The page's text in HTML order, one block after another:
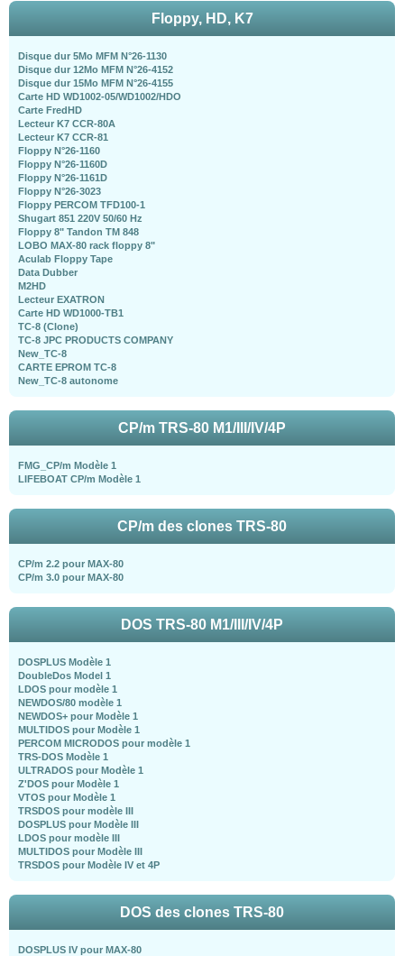
Floppy, HD, K7
Disque dur 5Mo MFM N°26-1130
Disque dur 12Mo MFM N°26-4152
Disque dur 15Mo MFM N°26-4155
Carte HD WD1002-05/WD1002/HDO
Carte FredHD
Lecteur K7 CCR-80A
Lecteur K7 CCR-81
Floppy N°26-1160
Floppy N°26-1160D
Floppy N°26-1161D
Floppy N°26-3023
Floppy PERCOM TFD100-1
Shugart 851 220V 50/60 Hz
Floppy 8" Tandon TM 848
LOBO MAX-80 rack floppy 8"
Aculab Floppy Tape
Data Dubber
M2HD
Lecteur EXATRON
Carte HD WD1000-TB1
TC-8 (Clone)
TC-8 JPC PRODUCTS COMPANY
New_TC-8
CARTE EPROM TC-8
New_TC-8 autonome
CP/m TRS-80 M1/III/IV/4P
FMG_CP/m Modèle 1
LIFEBOAT CP/m Modèle 1
CP/m des clones TRS-80
CP/m 2.2 pour MAX-80
CP/m 3.0 pour MAX-80
DOS TRS-80 M1/III/IV/4P
DOSPLUS Modèle 1
DoubleDos Model 1
LDOS pour modèle 1
NEWDOS/80 modèle 1
NEWDOS+ pour Modèle 1
MULTIDOS pour Modèle 1
PERCOM MICRODOS pour modèle 1
TRS-DOS Modèle 1
ULTRADOS pour Modèle 1
Z'DOS pour Modèle 1
VTOS pour Modèle 1
TRSDOS pour modèle III
DOSPLUS pour Modèle III
LDOS pour modèle III
MULTIDOS pour Modèle III
TRSDOS pour Modèle IV et 4P
DOS des clones TRS-80
DOSPLUS IV pour MAX-80